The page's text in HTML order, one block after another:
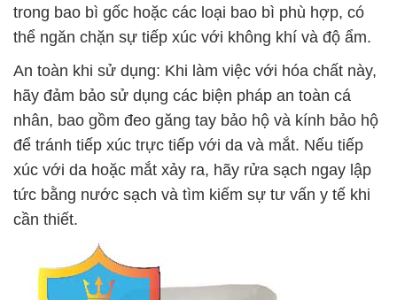
trong bao bì gốc hoặc các loại bao bì phù hợp, có
thể ngăn chặn sự tiếp xúc với không khí và độ ẩm.
An toàn khi sử dụng: Khi làm việc với hóa chất này,
hãy đảm bảo sử dụng các biện pháp an toàn cá
nhân, bao gồm đeo găng tay bảo hộ và kính bảo hộ
để tránh tiếp xúc trực tiếp với da và mắt. Nếu tiếp
xúc với da hoặc mắt xảy ra, hãy rửa sạch ngay lập
tức bằng nước sạch và tìm kiếm sự tư vấn y tế khi
cần thiết.